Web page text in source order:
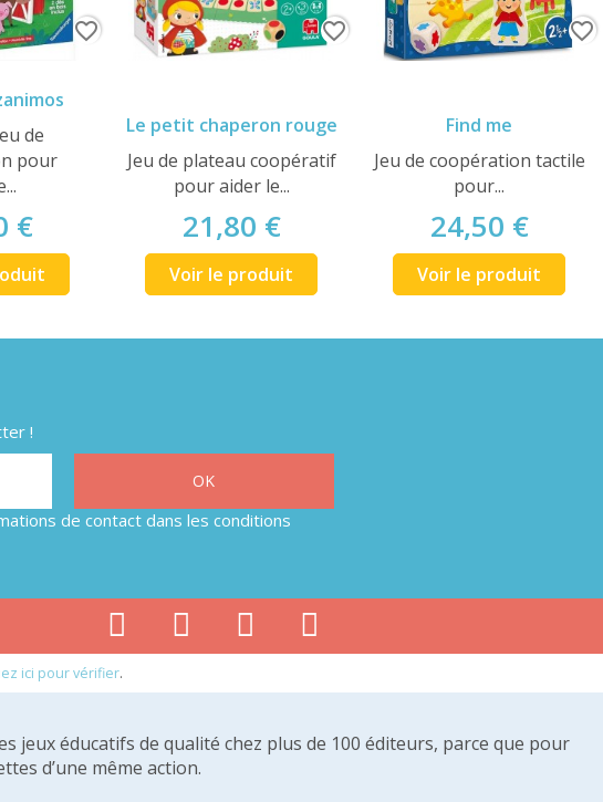
de
pour
€
favorite_border
Le petit chaperon rouge
Jeu de plateau coopératif
pour aider le...
21,80 €
Voir le produit
favorite_border
Find me
Jeu de coopération tactile
pour...
24,50 €
Voir le produit
favorite_border
!
de contact dans les conditions
ici pour vérifier.
jeux éducatifs de qualité chez plus de 100 éditeurs, parce que pour
d’une même action.